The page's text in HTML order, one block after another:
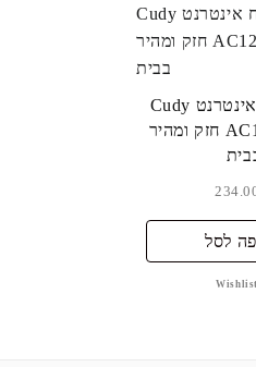
מגדיל טווח אינטרנט Cudy
AC1200 | WiFi חזק ומהיר
לסל
Wishlist